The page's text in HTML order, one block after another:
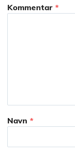
Kommentar *
Navn *